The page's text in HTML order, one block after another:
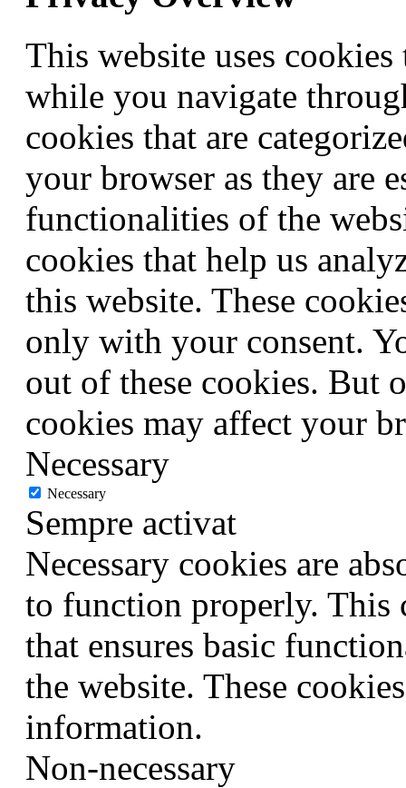
This website uses
while you navigate
cookies that are
your browser as they are
functionalities of the
cookies that help us
this website. These
only with your consent.
out of these cookies. But
cookies may affect your
Necessary
Necessary
Sempre activat
Necessary cookies are
to function properly. This
that ensures basic
the website. These
information.
Non-necessary